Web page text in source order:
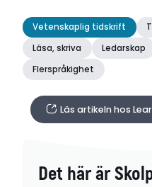
Vetenskaplig tidskrift
Läsa, skriva
Ledarskap
Flerspråkighet
Läs artikeln hos
Det här är